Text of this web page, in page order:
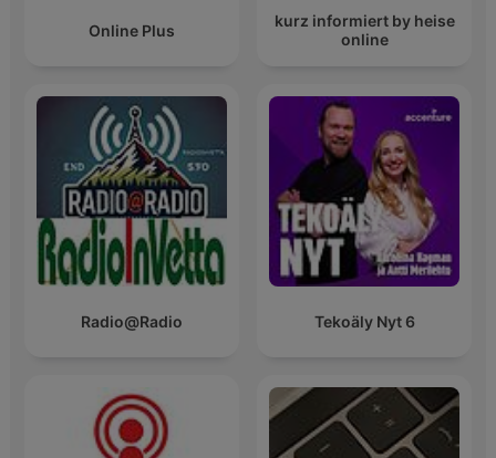
Online Plus
kurz informiert by heise
online
Radio@Radio Tekoäly Nyt 6